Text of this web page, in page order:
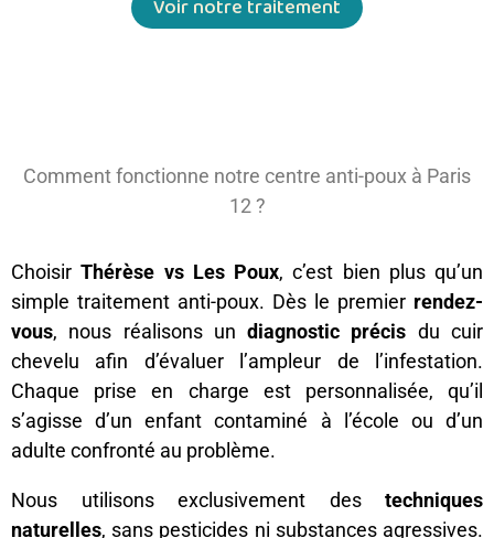
Voir notre traitement
Comment fonctionne notre centre anti-poux à Paris
12 ?
ChoisirThérèse vs Les Poux, c’est bien plus qu’un
simple traitement anti-poux. Dès le premier rendez-
vous, nous réalisons undiagnostic précis du cuir
chevelu afin d’évaluer l’ampleur de l’infestation.
Chaque prise en charge est personnalisée, qu’il
s’agisse d’un enfant contaminé à l’école ou d’un
adulte confronté au problème.
Nous utilisons exclusivement des techniques
naturelles, sans pesticides ni substances agressives.